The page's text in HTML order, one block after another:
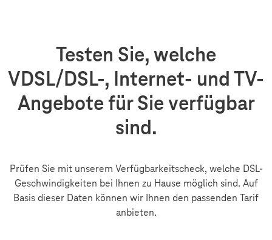
Testen Sie, welche
VDSL/DSL-, Internet- und TV-
Angebote für Sie verfügbar
sind.
Prüfen Sie mit unserem Verfügbarkeitscheck, welche DSL-
Geschwindigkeiten bei Ihnen zu Hause möglich sind. Auf
Basis dieser Daten können wir Ihnen den passenden Tarif
anbieten.